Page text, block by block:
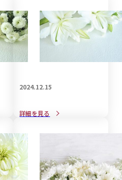
2024.12.15
後悔しない遺言書の作成方
詳細を見る